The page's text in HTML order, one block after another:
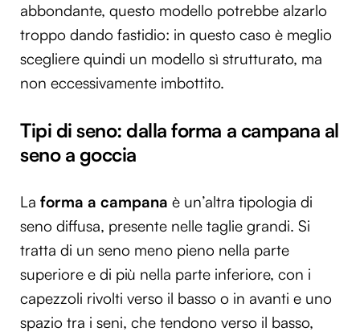
abbondante, questo modello potrebbe alzarlo
troppo dando fastidio: in questo caso è meglio
scegliere quindi un modello sì strutturato, ma
non eccessivamente imbottito.
Tipi di seno: dalla forma a campana al
seno a goccia
La forma a campana è un’altra tipologia di
seno diffusa, presente nelle taglie grandi. Si
tratta di un seno meno pieno nella parte
superiore e di più nella parte inferiore, con i
capezzoli rivolti verso il basso o in avanti e uno
spazio tra i seni, che tendono verso il basso,